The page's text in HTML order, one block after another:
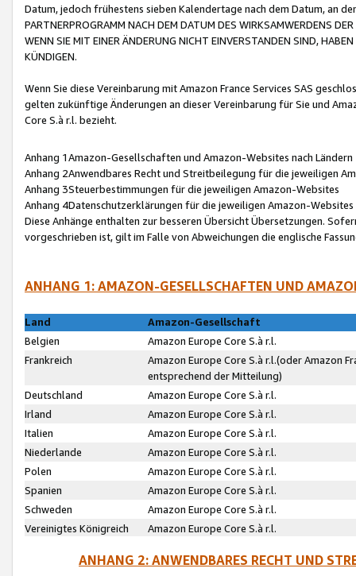
Datum, jedoch frühestens sieben Kalendertage nach dem Datum, an
PARTNERPROGRAMM NACH DEM DATUM DES WIRKSAMWERDENS
WENN SIE MIT EINER ÄNDERUNG NICHT EINVERSTANDEN SIND,
KÜNDIGEN.
Wenn Sie diese Vereinbarung mit Amazon France Services SAS
gelten zukünftige Änderungen an dieser Vereinbarung für Sie und
Core S.à r.l. bezieht.
Anhang 1Amazon-Gesellschaften und Amazon-Websites nach Ländern
Anhang 2Anwendbares Recht und Streitbeilegung für die jeweiligen
Anhang 3Steuerbestimmungen für die jeweiligen Amazon-Websites
Anhang 4Datenschutzerklärungen für die jeweiligen Amazon-Websites
Diese Anhänge enthalten zur besseren Übersicht Übersetzungen.
vorgeschrieben ist, gilt im Falle von Abweichungen die englische
ANHANG 1: AMAZON-GESELLSCHAFTEN UND
Land
Amazon-Gesellschaft
Belgien
Amazon Europe Core S.à r.l.
Frankreich
Amazon Europe Core S.à r.l.(oder Amazon
entsprechend der Mitteilung)
Deutschland
Amazon Europe Core S.à r.l.
Irland
Amazon Europe Core S.à r.l.
Italien
Amazon Europe Core S.à r.l.
Niederlande
Amazon Europe Core S.à r.l.
Polen
Amazon Europe Core S.à r.l.
Spanien
Amazon Europe Core S.à r.l.
Schweden
Amazon Europe Core S.à r.l.
Vereinigtes Königreich
Amazon Europe Core S.à r.l.
ANHANG 2: ANWENDBARES RECHT UND